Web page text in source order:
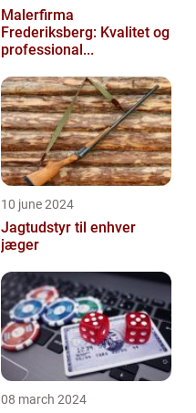
Malerfirma
Frederiksberg: Kvalitet og
professional...
10 june 2024
Jagtudstyr til enhver
jæger
08 march 2024